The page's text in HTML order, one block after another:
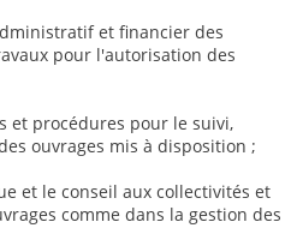
et financier des
pour l'autorisation des
et procédures pour le suivi,
ouvrages mis à disposition ;
et le conseil aux collectivités et
comme dans la gestion des